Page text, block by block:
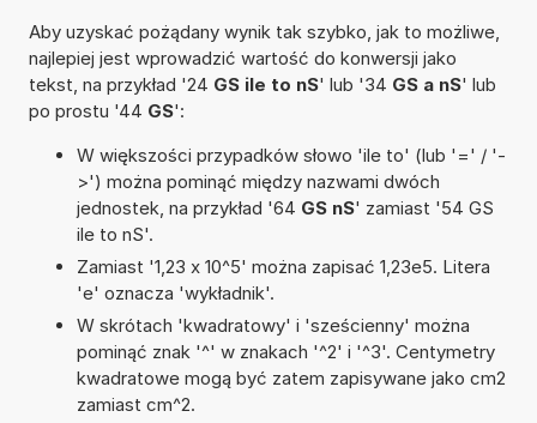
Aby uzyskać pożądany wynik tak szybko, jak to możliwe,
najlepiej jest wprowadzić wartość do konwersji jako
tekst, na przykład '24 GS ile to nS' lub '34 GS a nS' lub
po prostu '44 GS':
W większości przypadków słowo 'ile to' (lub '=' / '-
>') można pominąć między nazwami dwóch
jednostek, na przykład '64 GS nS' zamiast '54 GS
ile to nS'.
Zamiast '1,23 x 10^5' można zapisać 1,23e5. Litera
'e' oznacza 'wykładnik'.
W skrótach 'kwadratowy' i 'sześcienny' można
pominąć znak '^' w znakach '^2' i '^3'. Centymetry
kwadratowe mogą być zatem zapisywane jako cm2
zamiast cm^2.